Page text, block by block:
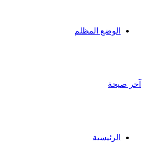
الوضع المظلم
آخر صيحة
الرئيسية